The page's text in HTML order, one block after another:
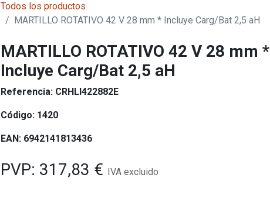
Todos los productos
MARTILLO ROTATIVO 42 V 28 mm * Incluye Carg/Bat 2,5 aH
MARTILLO ROTATIVO 42 V 28 mm *
Incluye Carg/Bat 2,5 aH
Referencia: CRHLI422882E
Código: 1420
EAN: 6942141813436
PVP: 317,83 € IVA excluido